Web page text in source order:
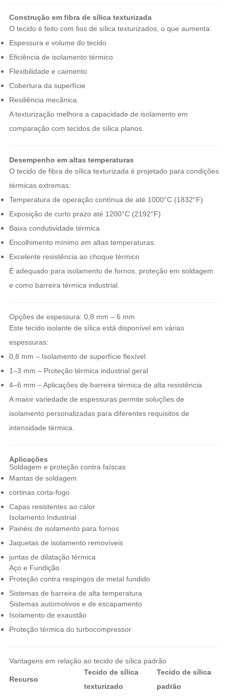
Construção em fibra de sílica texturizada
O tecido é feito com fios de sílica texturizados, o que aumenta:
Espessura e volume do tecido
Eficiência de isolamento térmico
Flexibilidade e caimento
Cobertura da superfície
Resiliência mecânica
A texturização melhora a capacidade de isolamento em
comparação com tecidos de sílica planos.
Desempenho em altas temperaturas
O tecido de fibra de sílica texturizada é projetado para condições
térmicas extremas:
Temperatura de operação contínua de até 1000°C (1832°F)
Exposição de curto prazo até 1200°C (2192°F)
Baixa condutividade térmica
Encolhimento mínimo em altas temperaturas.
Excelente resistência ao choque térmico
É adequado para isolamento de fornos, proteção em soldagem
e como barreira térmica industrial.
Opções de espessura: 0,8 mm – 6 mm
Este tecido isolante de sílica está disponível em várias
espessuras:
0,8 mm – Isolamento de superfície flexível
1–3 mm – Proteção térmica industrial geral
4–6 mm – Aplicações de barreira térmica de alta resistência
A maior variedade de espessuras permite soluções de
isolamento personalizadas para diferentes requisitos de
intensidade térmica.
Aplicações
Soldagem e proteção contra faíscas
Mantas de soldagem
cortinas corta-fogo
Capas resistentes ao calor
Isolamento Industrial
Painéis de isolamento para fornos
Jaquetas de isolamento removíveis
juntas de dilatação térmica
Aço e Fundição
Proteção contra respingos de metal fundido
Sistemas de barreira de alta temperatura
Sistemas automotivos e de escapamento
Isolamento de exaustão
Proteção térmica do turbocompressor
Vantagens em relação ao tecido de sílica padrão
Recurso
Tecido de sílica
texturizado
Tecido de sílica
padrão